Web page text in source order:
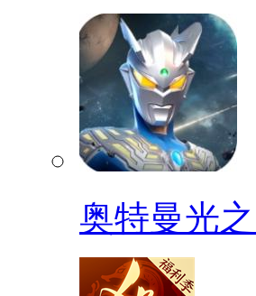
奥特曼光